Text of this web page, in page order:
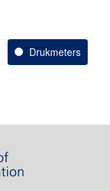
Drukmeters